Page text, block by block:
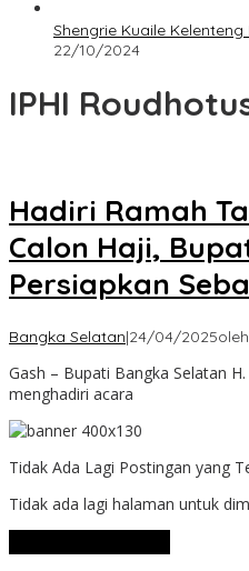
Shengrie Kuaile
22/10/2024
IPHI
Hadiri Ramah
Calon Haji,
Persiapkan
Bangka Selatan|24/04/2025oleh
Gash – Bupati Bangka Selatan
menghadiri acara
Tidak Ada Lagi Postingan yang
Tidak ada lagi halaman untuk